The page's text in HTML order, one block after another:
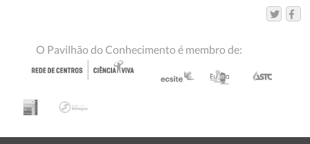
O Pavilhão do Conhecimento é membro de: